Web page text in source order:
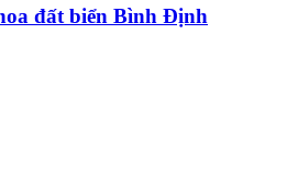
đất biển Bình Định